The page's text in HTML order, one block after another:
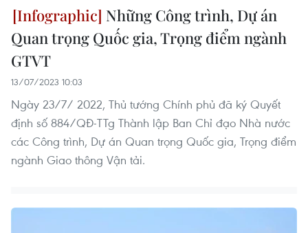
Những Công trình, Dự án
Quan trọng Quốc gia, Trọng điểm ngành
GTVT
13/07/2023 10:03
Ngày 23/7/ 2022, Thủ tướng Chính phủ đã ký Quyết
định số 884/QĐ-TTg Thành lập Ban Chỉ đạo Nhà nước
các Công trình, Dự án Quan trọng Quốc gia, Trọng điểm
ngành Giao thông Vận tải.